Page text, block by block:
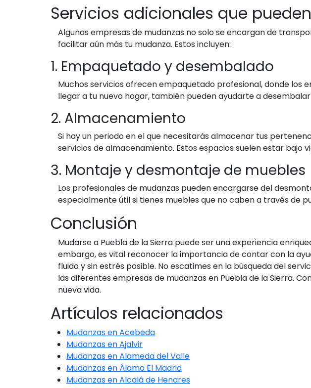
Servicios adicionales que
Algunas empresas de mudanzas no solo se encargan de
facilitar aún más tu mudanza. Estos incluyen:
1. Empaquetado y desembalado
Muchos servicios ofrecen empaquetado profesional, donde los
llegar a tu nuevo hogar, también pueden ayudarte a
2. Almacenamiento
Si hay un periodo en el que necesitarás almacenar tus
servicios de almacenamiento. Estos espacios suelen estar bajo
3. Montaje y desmontaje de muebles
Los profesionales de mudanzas pueden encargarse del
especialmente útil si tienes muebles que no caben a través de
Conclusión
Mudarse a Puebla de la Sierra puede ser una experiencia
embargo, es vital reconocer la importancia de contar con la
fluido y sin estrés posible. No escatimes en la búsqueda del
las diferentes empresas de mudanzas en Puebla de la Sierra.
nueva vida.
Artículos relacionados
Mudanzas en Acebeda
Mudanzas en Ajalvir
Mudanzas en Alameda del Valle
Mudanzas en Álamo El Madrid
Mudanzas en Alcalá de Henares